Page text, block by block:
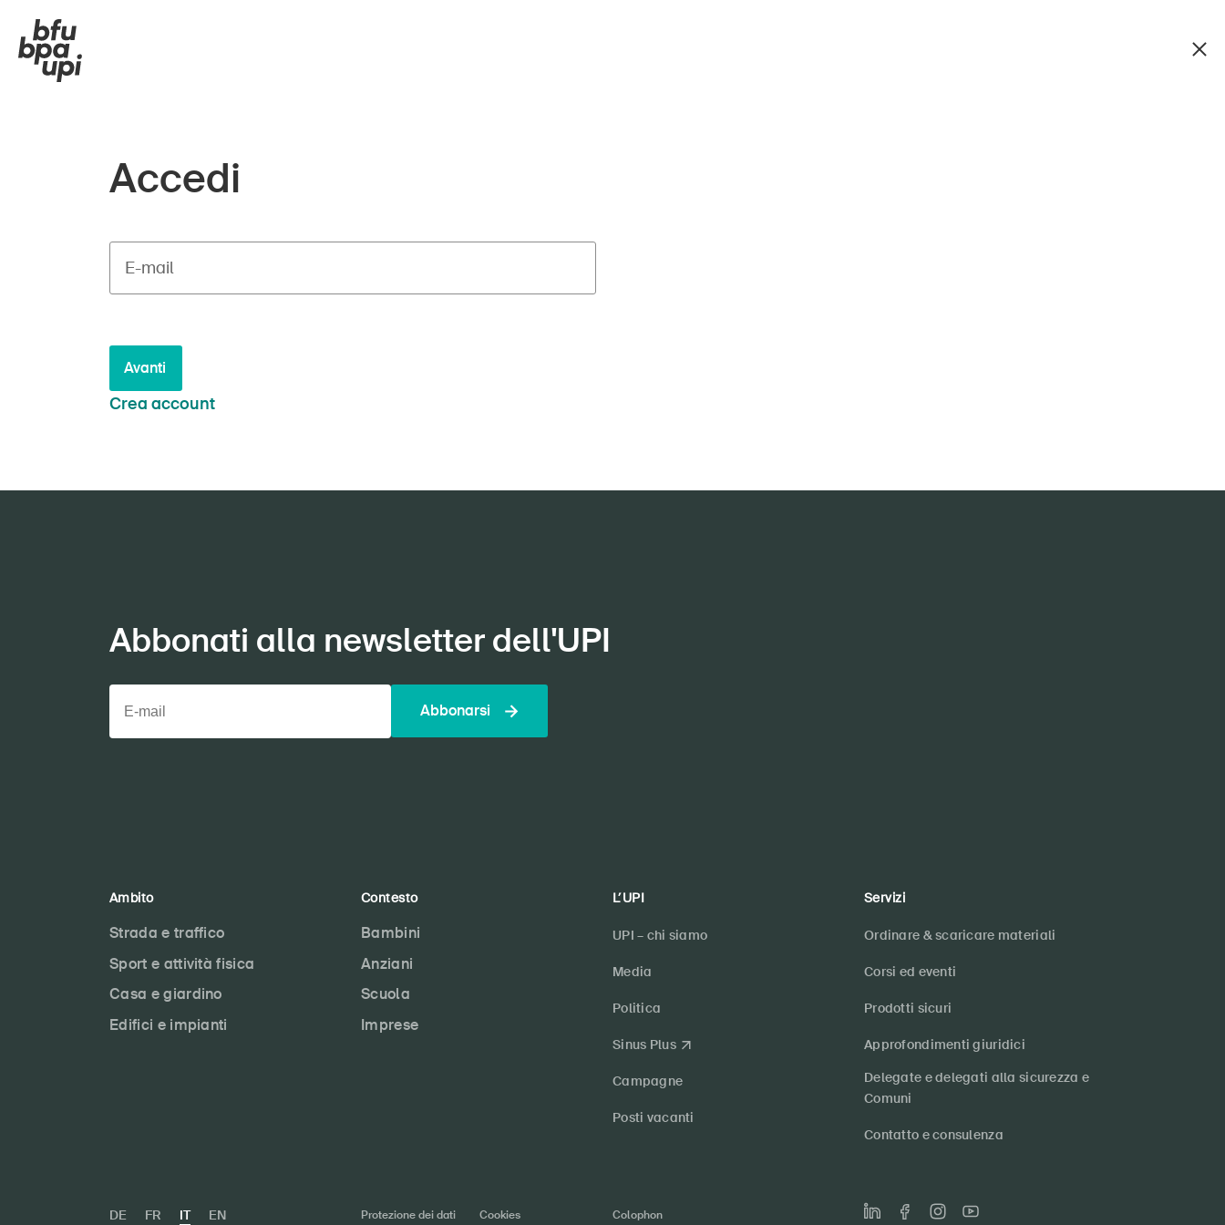
Accedi
E-mail
Avanti
Crea account
Abbonati alla newsletter dell'UPI
Abbonarsi
Ambito
Strada e traffico
Sport e attività fisica
Casa e giardino
Edifici e impianti
Contesto
Bambini
Anziani
Scuola
Imprese
L’UPI
UPI – chi siamo
Media
Politica
Sinus Plus
Campagne
Posti vacanti
Servizi
Ordinare & scaricare materiali
Corsi ed eventi
Prodotti sicuri
Approfondimenti giuridici
Delegate e delegati alla sicurezza e
Comuni
Contatto e consulenza
DE FR IT EN Protezione dei dati Cookies Colophon